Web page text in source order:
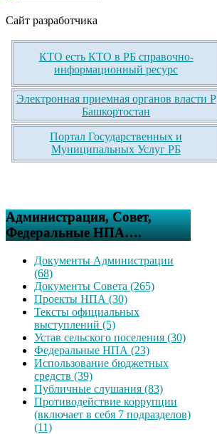
Сайт разработчика
КТО есть КТО в РБ справочно-
информационный ресурс
Электронная приемная органов власти Р
Башкортостан
Портал Государственных и
Муниципальных Услуг РБ
Администрация, Совет,
Федеральные НПА….
Документы Администрации
(68)
Документы Совета (265)
Проекты НПА (30)
Тексты официальных
выступлений (5)
Устав сельского поселения (30)
Федеральные НПА (23)
Использование бюджетных
средств (39)
Публичные слушания (83)
Противодействие коррупции
(включает в себя 7 подразделов)
(11)